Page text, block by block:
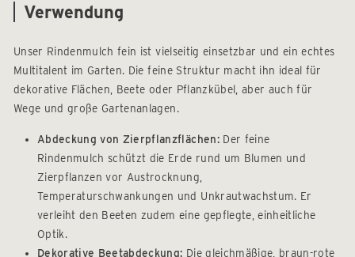
Verwendung
Unser Rindenmulch fein ist vielseitig einsetzbar und ein echtes
Multitalent im Garten. Die feine Struktur macht ihn ideal für
dekorative Flächen, Beete oder Pflanzkübel, aber auch für
Wege und große Gartenanlagen.
Abdeckung von Zierpflanzflächen:Der feine
Rindenmulch schützt die Erde rund um Blumen und
Zierpflanzen vor Austrocknung,
Temperaturschwankungen und Unkrautwachstum. Er
verleiht den Beeten zudem eine gepflegte, einheitliche
Optik.
Dekorative Beetabdeckung: Die gleichmäßige, braun-rote